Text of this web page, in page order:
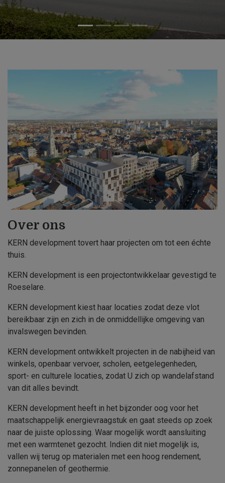
Over ons
KERN development tovert haar projecten om tot een échte
thuis.
KERN development is een projectontwikkelaar gevestigd te
Roeselare.
KERN development kiest haar locaties zodat deze vlot
bereikbaar zijn en zich in de onmiddellijke omgeving van
invalswegen bevinden.
KERN development ontwikkelt projecten in de nabijheid van
winkels, openbaar vervoer, scholen, eetgelegenheden,
sport- en culturele locaties, zodat U zich op wandelafstand
van dit alles bevindt.
KERN development heeft in het bijzonder oog voor het
maatschappelijk energievraagstuk en gaat steeds op zoek
naar de juiste oplossing. Waar mogelijk wordt aansluiting
met een warmtenet gezocht. Indien dit niet mogelijk is,
vallen wij terug op materialen met een hoog rendement,
zonnepanelen of geothermie.